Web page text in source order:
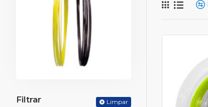
Filtrar Limpar